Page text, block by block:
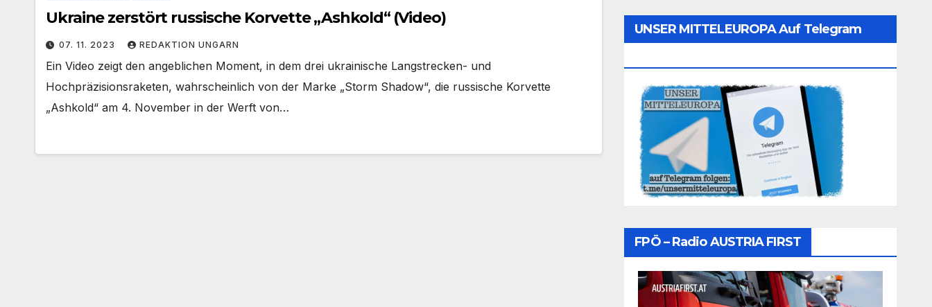
Ukraine zerstört russische Korvette „Ashkold“ (Video)
07. 11. 2023 REDAKTION UNGARN
Ein Video zeigt den angeblichen Moment, in dem drei ukrainische Langstrecken- und
Hochpräzisionsraketen, wahrscheinlich von der Marke „Storm Shadow“, die russische Korvette
„Ashkold“ am 4. November in der Werft von…
UNSER MITTELEUROPA Auf Telegram
FPÖ – Radio AUSTRIA FIRST